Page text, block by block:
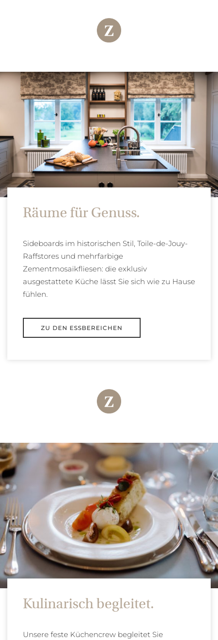
Räume für Genuss.
Sideboards im historischen Stil, Toile-de-Jouy-
Raffstores und mehrfarbige
Zementmosaikfliesen: die exklusiv
ausgestattete Küche lässt Sie sich wie zu Hause
fühlen.
ZU DEN ESSBEREICHEN
Kulinarisch begleitet.
Unsere feste Küchencrew begleitet Sie